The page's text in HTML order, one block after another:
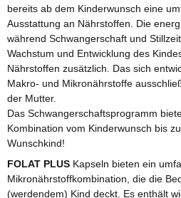
bereits ab dem Kinderwunsch eine
Ausstattung an Nährstoffen. Die
während Schwangerschaft und
Wachstum und Entwicklung des
Nährstoffen zusätzlich. Das sich
Makro- und Mikronährstoffe
der Mutter.
Das Schwangerschaftsprogramm
Kombination vom Kinderwunsch bis
Wunschkind!
FOLAT PLUS Kapseln bieten ein
Mikronährstoffkombination, die die
(werdendem) Kind deckt. Es enthält